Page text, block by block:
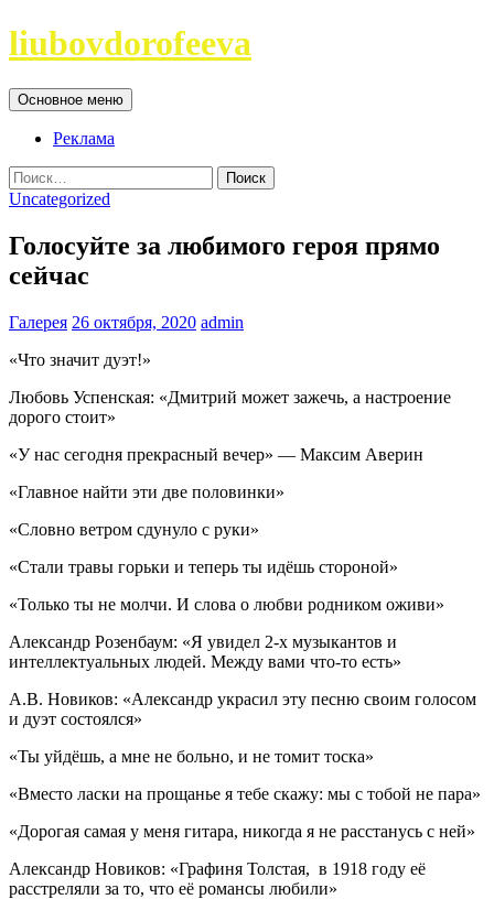
Перейти
к
liubovdorofeeva
Поиск
Основное меню
Реклама
Найти:
Uncategorized
Голосуйте за любимого героя прямо
сейчас
Галерея 26 октября, 2020 admin
«Что значит дуэт!»
Любовь Успенская: «Дмитрий может зажечь, а настроение
дорого стоит»
«У нас сегодня прекрасный вечер» — Максим Аверин
«Главное найти эти две половинки»
«Словно ветром сдунуло с руки»
«Стали травы горьки и теперь ты идёшь стороной»
«Только ты не молчи. И слова о любви родником оживи»
Александр Розенбаум: «Я увидел 2-х музыкантов и
интеллектуальных людей. Между вами что-то есть»
А.В. Новиков: «Александр украсил эту песню своим голосом
и дуэт состоялся»
«Ты уйдёшь, а мне не больно, и не томит тоска»
«Вместо ласки на прощанье я тебе скажу: мы с тобой не пара»
«Дорогая самая у меня гитара, никогда я не расстанусь с ней»
Александр Новиков: «Графиня Толстая, в 1918 году её
расстреляли за то, что её романсы любили»